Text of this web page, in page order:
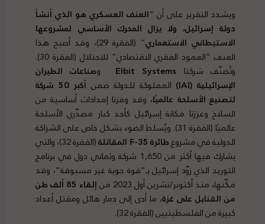
ويشدد التقرير على أن “العنف العسكري هو الذي أنشأ
دولة إسرائيل، ولا يزال المحرك الأساسي لمشروعها
الاستيطاني الاستعماري
” (الفقرة 29)، وقد أصبح هذا
العنف “العمود الفقري الاقتصادي” للاحتلال (الفقرة 30).
وتُصنّف شركتا Elbit Systems وصناعات الطيران
الإسرائيلية(IAI) المملوكة للدولة ضمن
أكبر 50 شركة
لتصنيع الأسلحة عالميًا، وقد وفرتا إمدادات أساسية من
السلاح وعززتا مكانة إسرائيل كأحد كبار مصدّري الأسلحة
عالميًا (الفقرة 31). ويُسلط الضوء بشكل خاص على الشراكة
الدولية في مشروعطائرة المقاتلة
(الفقرة 32)، والتي
يشارك فيها أكثر من 1,650 شركة وثماني دول في برنامج
التوريد الذي زوّد إسرائيل بـ”قوة جوية غير مسبوقة”، وقد
مكّنها، منذ أكتوبر/تشرين أول 2023 من
إلقاء 85 ألف طن
من القنابل على غزة، ما أدى إلى دمار هائل ومقتل أعداد
كبيرة من الفلسطينيين (الفقرة 32).